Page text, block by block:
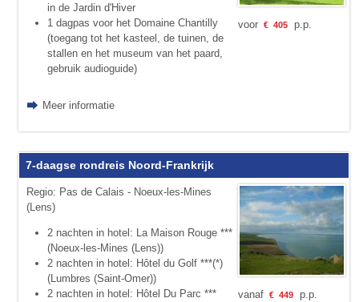
in de Jardin d'Hiver
1 dagpas voor het Domaine Chantilly
(toegang tot het kasteel, de tuinen, de
stallen en het museum van het paard,
gebruik audioguide)
Meer informatie
voor € 405p.p.
7-daagse rondreis Noord-Frankrijk
Regio: Pas de Calais - Noeux-les-Mines
(Lens)
2 nachten in hotel: La Maison Rouge ***
(Noeux-les-Mines (Lens))
2 nachten in hotel: Hôtel du Golf ***(*)
(Lumbres (Saint-Omer))
2 nachten in hotel: Hôtel Du Parc ***
vanaf € 449p.p.